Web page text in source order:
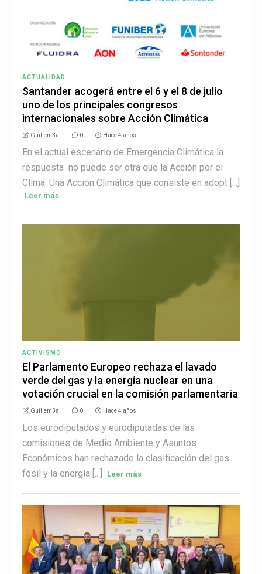
ACTUALIDAD
Santander acogerá entre el 6 y el 8 de julio
uno de los principales congresos
internacionales sobre Acción Climática
Guillem3a 0 Hace 4 años
En el actual escenario de Emergencia Climática la
respuesta no puede ser otra que la Acción por el
Clima. Una Acción Climática que consiste en adopt [...]
Leer más
ACTIVISMO
El Parlamento Europeo rechaza el lavado
verde del gas y la energía nuclear en una
votación crucial en la comisión parlamentaria
Guillem3a 0 Hace 4 años
Los eurodiputados y eurodiputadas de las
comisiones de Medio Ambiente y Asuntos
Económicos han rechazado la clasificación del gas
fósil y la energía [...]
Leer más